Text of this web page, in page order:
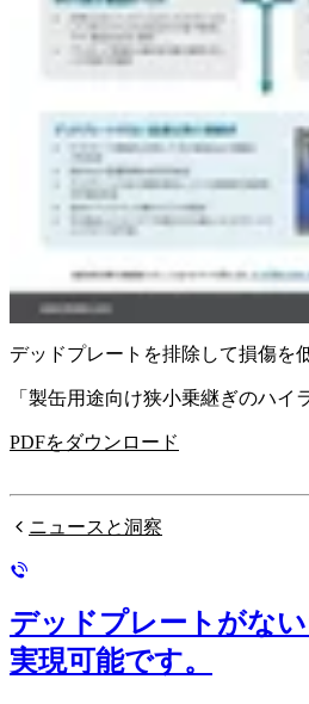
デッドプレートを排除して損傷を
「製缶用途向け狭小乗継ぎのハイ
PDFをダウンロード
ニュースと洞察
デッドプレートがな
実現可能です。